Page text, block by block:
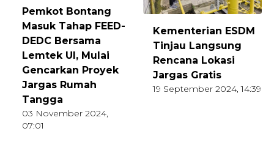
Pemkot Bontang
Masuk Tahap FEED-
DEDC Bersama
Lemtek UI, Mulai
Gencarkan Proyek
Jargas Rumah
Tangga
03 November 2024,
07:01
Kementerian ESDM
Tinjau Langsung
Rencana Lokasi
Jargas Gratis
19 September 2024, 14:39